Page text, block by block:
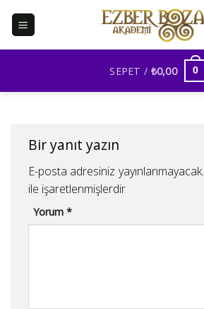
SEPET / ₺0,00 0
Bir yanıt yazın
E-posta adresiniz yayınlanmayacak.
ile işaretlenmişlerdir
Yorum*